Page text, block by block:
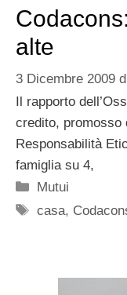
alte
3 Dicembre 2009
Il rapporto
credito, promosso
Responsabilità
famiglia su 4,
Categorie
Mutui
Tag
casa,